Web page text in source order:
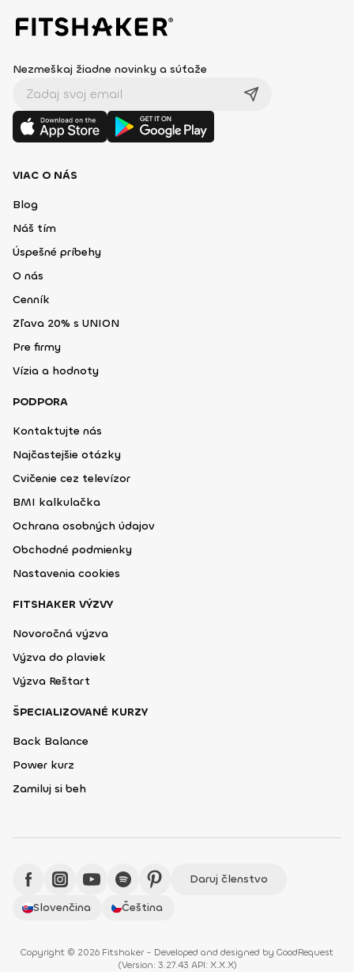
Nezmeškaj žiadne novinky a súťaže
VIAC O NÁS
Blog
Náš tím
Úspešné príbehy
O nás
Cenník
Zľava 20% s UNION
Pre firmy
Vízia a hodnoty
PODPORA
Kontaktujte nás
Najčastejšie otázky
Cvičenie cez televízor
BMI kalkulačka
Ochrana osobných údajov
Obchodné podmienky
Nastavenia cookies
FITSHAKER VÝZVY
Novoročná výzva
Výzva do plaviek
Výzva Reštart
ŠPECIALIZOVANÉ KURZY
Back Balance
Power kurz
Zamiluj si beh
Daruj členstvo
Slovenčina
Čeština
Copyright © 2026 Fitshaker - Developed and designed by GoodRequest
(Version: 3.27.43 API: X.X.X)